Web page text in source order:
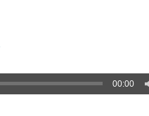
00:00